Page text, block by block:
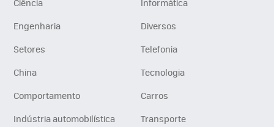
Engenharia
Diversos
Setores
Telefonia
China
Tecnologia
Comportamento
Carros
Indústria automobilística
Transporte